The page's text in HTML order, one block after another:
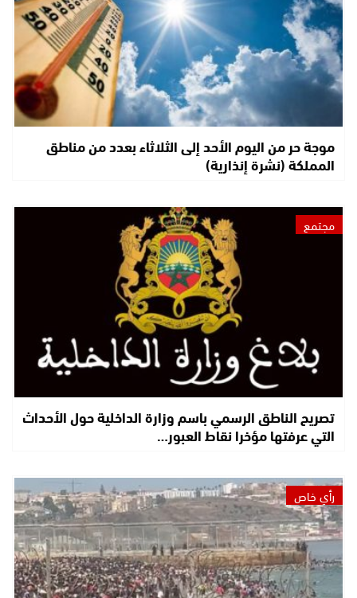
موجة حر من اليوم الأحد إلى الثلاثاء بعدد من مناطق
المملكة (نشرة إنذارية)
مجتمع
تصريح الناطق الرسمي باسم وزارة الداخلية حول الأحداث
التي عرفتها مؤخرا نقاط العبور…
رأي خاص